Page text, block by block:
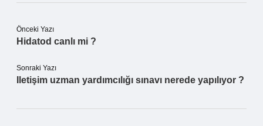
Önceki Yazı
Hidatod canlı mi ?
Sonraki Yazı
Iletişim uzman yardımcılığı sınavı nerede yapılıyor ?